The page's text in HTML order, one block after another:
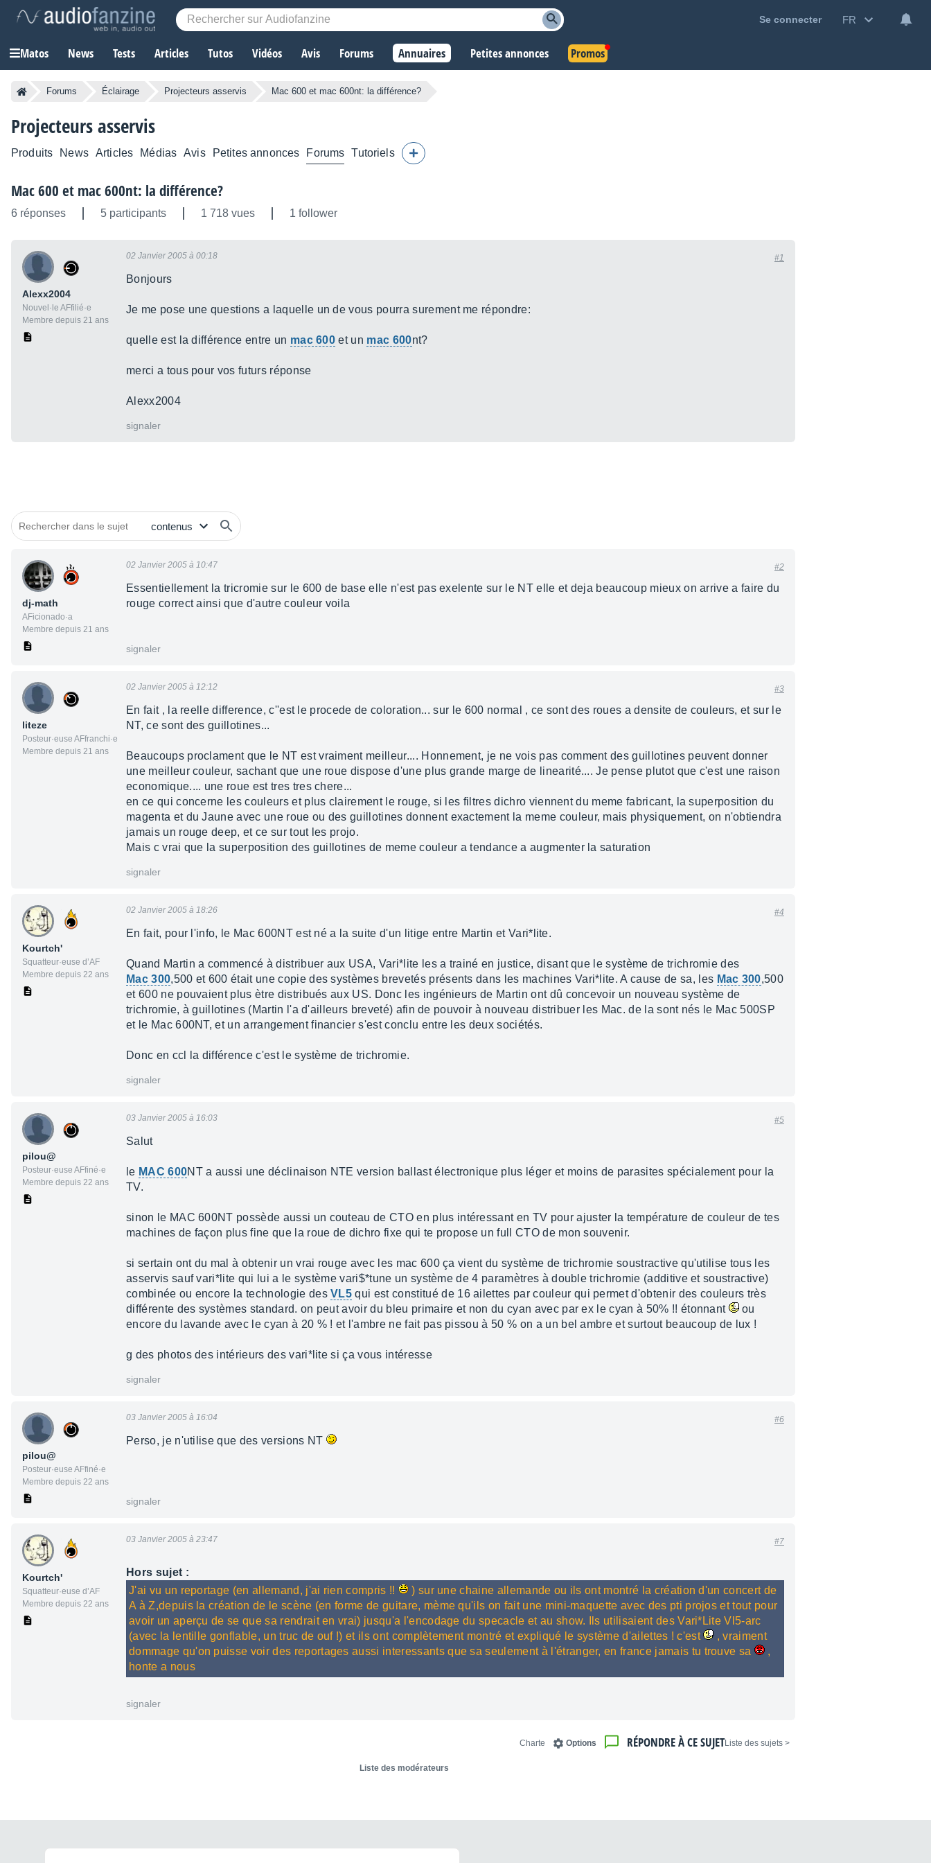
Se connecter FR
Matos News Tests Articles Tutos Vidéos Avis Forums Annuaires Petites annonces Promos
Forums Éclairage Projecteurs asservis Mac 600 et mac 600nt: la différence?
Projecteurs asservis
Produits News Articles Médias Avis Petites annonces Forums Tutoriels
Mac 600 et mac 600nt: la différence?
6 réponses 5 participants 1 718 vues 1 follower
Alexx2004
Nouvel·le AFfilié·e
Membre depuis 21 ans
02 Janvier 2005 à 00:18 #1
Bonjours
Je me pose une questions a laquelle un de vous pourra surement me répondre:
quelle est la différence entre un mac 600 et un mac 600nt?
merci a tous pour vos futurs réponse
Alexx2004
signaler
dj-math
AFicionado·a
Membre depuis 21 ans
02 Janvier 2005 à 10:47 #2
Essentiellement la tricromie sur le 600 de base elle n'est pas exelente sur le NT elle et deja beaucoup mieux on arrive a faire du
rouge correct ainsi que d'autre couleur voila
signaler
liteze
Posteur·euse AFfranchi·e
Membre depuis 21 ans
02 Janvier 2005 à 12:12 #3
En fait , la reelle difference, c''est le procede de coloration... sur le 600 normal , ce sont des roues a densite de couleurs, et sur le
NT, ce sont des guillotines...
Beaucoups proclament que le NT est vraiment meilleur.... Honnement, je ne vois pas comment des guillotines peuvent donner
une meilleur couleur, sachant que une roue dispose d'une plus grande marge de linearité.... Je pense plutot que c'est une raison
economique.... une roue est tres tres chere...
en ce qui concerne les couleurs et plus clairement le rouge, si les filtres dichro viennent du meme fabricant, la superposition du
magenta et du Jaune avec une roue ou des guillotines donnent exactement la meme couleur, mais physiquement, on n'obtiendra
jamais un rouge deep, et ce sur tout les projo.
Mais c vrai que la superposition des guillotines de meme couleur a tendance a augmenter la saturation
signaler
Kourtch'
Squatteur·euse d’AF
Membre depuis 22 ans
02 Janvier 2005 à 18:26 #4
En fait, pour l'info, le Mac 600NT est né a la suite d'un litige entre Martin et Vari*lite.
Quand Martin a commencé à distribuer aux USA, Vari*lite les a trainé en justice, disant que le système de trichromie des
Mac 300,500 et 600 était une copie des systèmes brevetés présents dans les machines Vari*lite. A cause de sa, les Mac 300,500
et 600 ne pouvaient plus ètre distribués aux US. Donc les ingénieurs de Martin ont dû concevoir un nouveau système de
trichromie, à guillotines (Martin l'a d'ailleurs breveté) afin de pouvoir à nouveau distribuer les Mac. de la sont nés le Mac 500SP
et le Mac 600NT, et un arrangement financier s'est conclu entre les deux sociétés.
Donc en ccl la différence c'est le système de trichromie.
signaler
pilou@
Posteur·euse AFfiné·e
Membre depuis 22 ans
03 Janvier 2005 à 16:03 #5
Salut
le MAC 600NT a aussi une déclinaison NTE version ballast électronique plus léger et moins de parasites spécialement pour la
TV.
sinon le MAC 600NT possède aussi un couteau de CTO en plus intéressant en TV pour ajuster la température de couleur de tes
machines de façon plus fine que la roue de dichro fixe qui te propose un full CTO de mon souvenir.
si sertain ont du mal à obtenir un vrai rouge avec les mac 600 ça vient du système de trichromie soustractive qu'utilise tous les
asservis sauf vari*lite qui lui a le système vari$*tune un système de 4 paramètres à double trichromie (additive et soustractive)
combinée ou encore la technologie desVL5 qui est constitué de 16 ailettes par couleur qui permet d'obtenir des couleurs très
différente des systèmes standard. on peut avoir du bleu primaire et non du cyan avec par ex le cyan à 50% !! étonnant
ou
encore du lavande avec le cyan à 20 % ! et l'ambre ne fait pas pissou à 50 % on a un bel ambre et surtout beaucoup de lux !
g des photos des intérieurs des vari*lite si ça vous intéresse
signaler
pilou@
Posteur·euse AFfiné·e
Membre depuis 22 ans
03 Janvier 2005 à 16:04 #6
Perso, je n'utilise que des versions NT
signaler
Kourtch'
Squatteur·euse d’AF
Membre depuis 22 ans
03 Janvier 2005 à 23:47 #7
Hors sujet :
J'ai vu un reportage (en allemand, j'ai rien compris !!
) sur une chaine allemande ou ils ont montré la création d'un concert de
A à Z,depuis la création de le scène (en forme de guitare, mème qu'ils on fait une mini-maquette avec des pti projos et tout pour
avoir un aperçu de se que sa rendrait en vrai) jusqu'a l'encodage du specacle et au show. Ils utilisaient des Vari*Lite Vl5-arc
(avec la lentille gonflable, un truc de ouf !) et ils ont complètement montré et expliqué le système d'ailettes ! c'est
, vraiment
dommage qu'on puisse voir des reportages aussi interessants que sa seulement à l'étranger, en france jamais tu trouve sa
,
honte a nous
signaler
< Liste des sujets
RÉPONDRE À CE SUJET
Options
Charte
Liste des modérateurs